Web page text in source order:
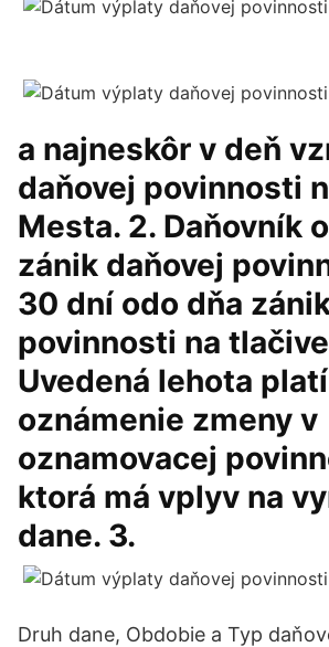
a najneskôr v deň
daňovej povinnosti
Mesta. 2. Daňovník
zánik daňovej
30 dní odo dňa
povinnosti na
Uvedená lehota
oznámenie zmeny v
oznamovacej
ktorá má vplyv na
dane. 3.
Druh dane, Obdobie a Typ